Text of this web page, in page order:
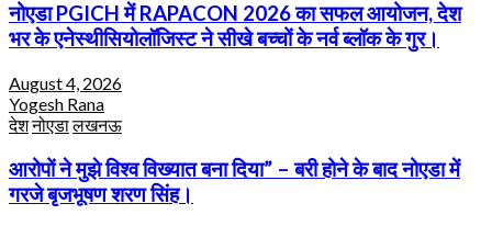
नोएडा PGICH में RAPACON 2026 का सफल आयोजन, देश
भर के एनेस्थीसियोलॉजिस्ट ने सीखे बच्चों के नर्व ब्लॉक के गुर।
August 4, 2026
Yogesh Rana
देशनोएडालखनऊ
आरोपों ने मुझे विश्व विख्यात बना दिया” – बरी होने के बाद नोएडा में
गरजे बृजभूषण शरण सिंह।